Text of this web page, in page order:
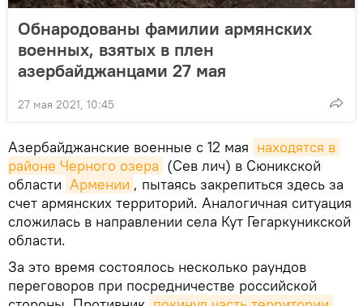
Обнародованы фамилии армянских
военных, взятых в плен
азербайджанцами 27 мая
27 мая 2021, 10:45
Азербайджанские военные с 12 мая находятся в
районе Черного озера (Сев лич) в Сюникской
области Армении , пытаясь закрепиться здесь за
счет армянских территорий. Аналогичная ситуация
сложилась в направлении села Кут Гегаркуникской
области.
За это время состоялось несколько раундов
переговоров при посредничестве российской